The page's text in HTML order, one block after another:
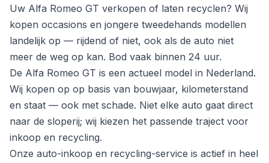
Uw Alfa Romeo GT verkopen of laten recyclen? Wij
kopen occasions en jongere tweedehands modellen
landelijk op — rijdend of niet, ook als de auto niet
meer de weg op kan. Bod vaak binnen 24 uur.
De Alfa Romeo GT is een actueel model in Nederland.
Wij kopen op op basis van bouwjaar, kilometerstand
en staat — ook met schade. Niet elke auto gaat direct
naar de sloperij; wij kiezen het passende traject voor
inkoop en recycling.
Onze auto-inkoop en recycling-service is actief in heel